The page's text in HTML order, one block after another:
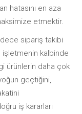
hatasını en aza
etmektir.
sipariş takibi
işletmenin kalbinde
ürünlerin daha çok
geçtiğini,
iş kararları